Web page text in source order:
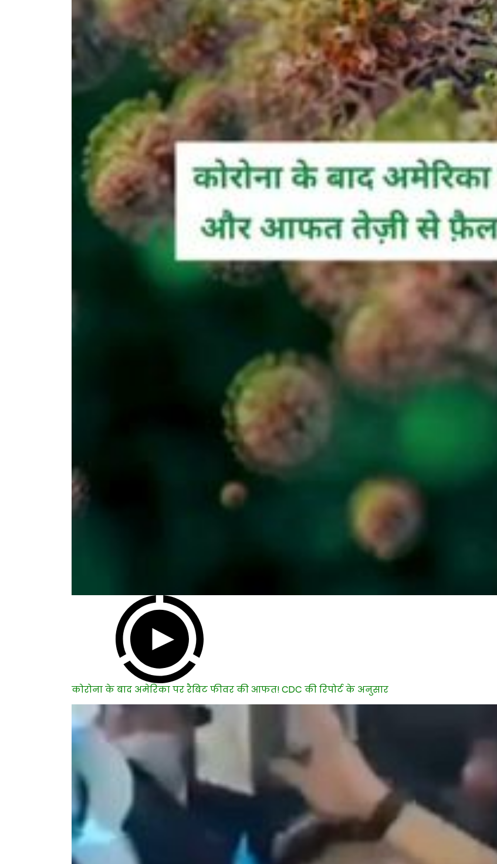
कोरोना के बाद अमेरिका पर रैबिट फीवर की आफत! CDC की रिपोर्ट के अनुसार